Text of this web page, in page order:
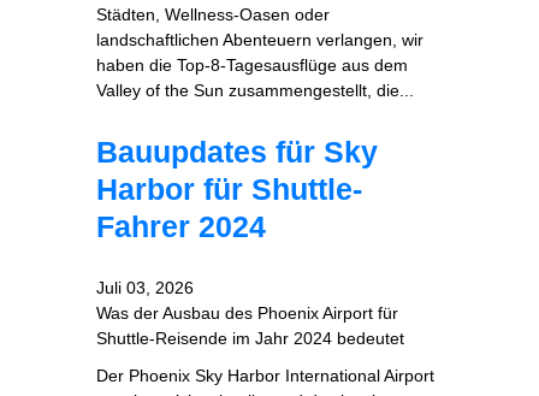
Städten, Wellness-Oasen oder
landschaftlichen Abenteuern verlangen, wir
haben die Top‑8‑Tagesausflüge aus dem
Valley of the Sun zusammengestellt, die...
Bauupdates für Sky
Harbor für Shuttle-
Fahrer 2024
Juli 03, 2026
Was der Ausbau des Phoenix Airport für
Shuttle‑Reisende im Jahr 2024 bedeutet
Der Phoenix Sky Harbor International Airport